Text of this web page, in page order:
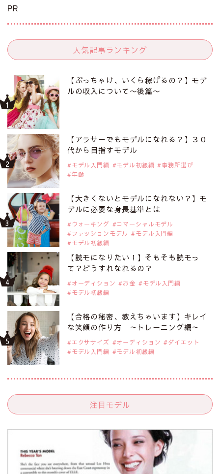
PR
人気記事ランキング
【ぶっちゃけ、いくら稼げるの？】モデ
ルの収入について〜後篇〜
【アラサーでもモデルになれる？】３０
代から目指すモデル
モデル入門編 モデル初級編
事務所選び
年齢
【大きくないとモデルになれない？】モ
デルに必要な身長基準とは
ウォーキング
コマーシャルモデル
ファッションモデル
モデル入門編
モデル初級編
【読モになりたい！】そもそも読モっ
て？どうすれなれるの？
オーディション お金
モデル入門編
モデル初級編
【合格の秘密、教えちゃいます】キレイ
な笑顔の作り方 ～トレーニング編～
エクササイズ オーディション
ダイエット
モデル入門編
モデル初級編
注目モデル